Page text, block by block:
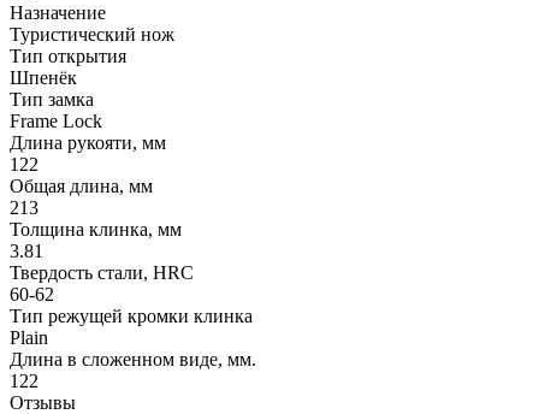
Назначение
Туристический нож
Тип открытия
Шпенёк
Тип замка
Frame Lock
Длина рукояти, мм
122
Общая длина, мм
213
Толщина клинка, мм
3.81
Твердость стали, HRC
60-62
Тип режущей кромки клинка
Plain
Длина в сложенном виде, мм.
122
Отзывы